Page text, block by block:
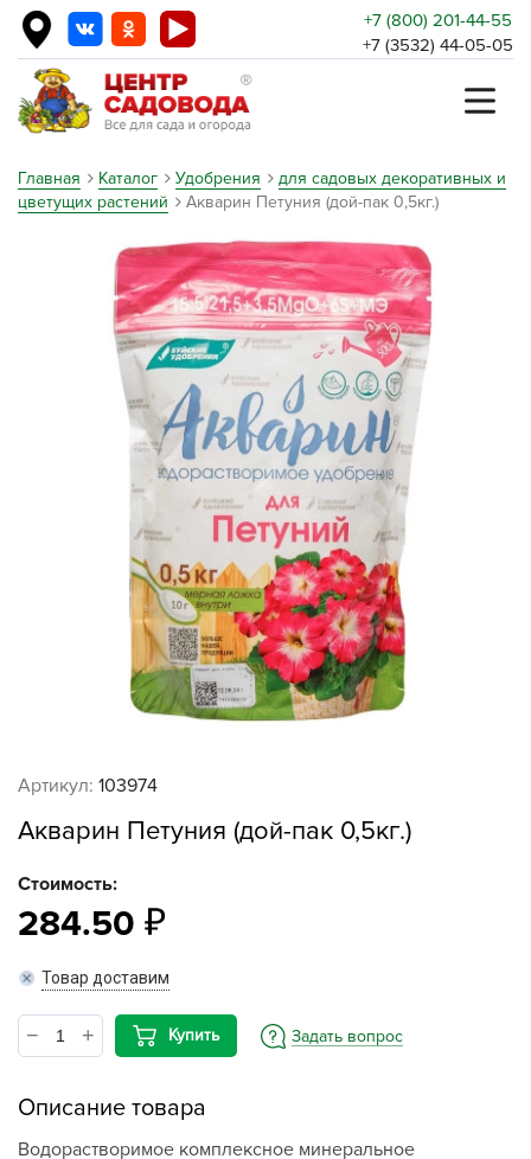
+7 (800) 201-44-55
+7 (3532) 44-05-05
Главная Каталог Удобрения
для садовых декоративных и
цветущих растений
Акварин Петуния (дой-пак 0,5кг.)
Артикул: 103974
Акварин Петуния (дой-пак 0,5кг.)
Стоимость:
284.50
Товар доставим
Купить Задать вопрос
Описание товара
Водорастворимое комплексное минеральное